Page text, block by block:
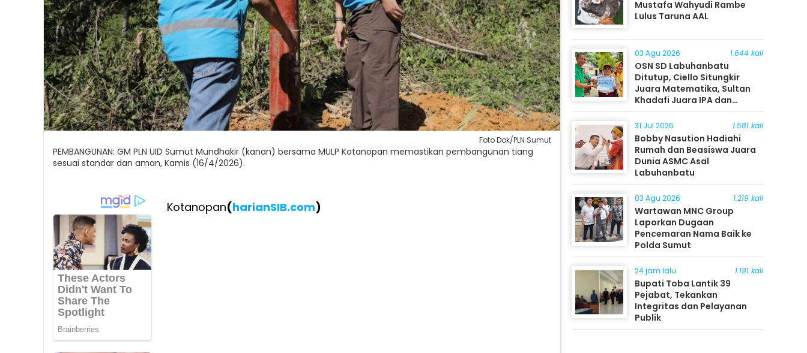
Foto Dok/PLN Sumut
PEMBANGUNAN: GM PLN UID Sumut Mundhakir (kanan) bersama MULP Kotanopan memastikan pembangunan tiang
sesuai standar dan aman, Kamis (16/4/2026).
Kotanopan(harianSIB.com)
Mustafa Wahyudi Rambe
Lulus Taruna AAL
03 Agu 2026 1.644 kali
OSN SD Labuhanbatu
Ditutup, Ciello Situngkir
Juara Matematika, Sultan
Khadafi Juara IPA dan
Timothy Rangkuti Juara IPS
31 Jul 2026 1.581 kali
Bobby Nasution Hadiahi
Rumah dan Beasiswa Juara
Dunia ASMC Asal
Labuhanbatu
03 Agu 2026 1.219 kali
Wartawan MNC Group
Laporkan Dugaan
Pencemaran Nama Baik ke
Polda Sumut
24 jam lalu 1.191 kali
Bupati Toba Lantik 39
Pejabat, Tekankan
Integritas dan Pelayanan
Publik